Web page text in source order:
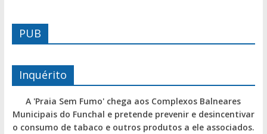
PUB
Inquérito
A 'Praia Sem Fumo' chega aos Complexos Balneares
Municipais do Funchal e pretende prevenir e desincentivar
o consumo de tabaco e outros produtos a ele associados.